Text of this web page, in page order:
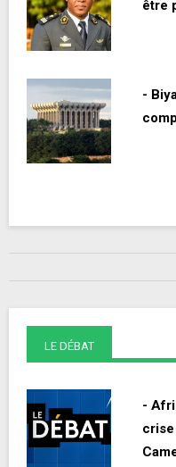
être
-
LE DÉBAT
-